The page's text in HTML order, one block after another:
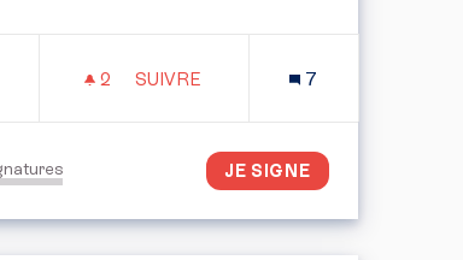
ARTIFICIELLE
2 2 ABONNÉS
SUIVRE
7
JE SIGNE